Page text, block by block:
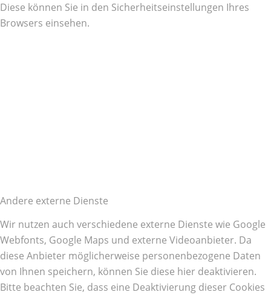
Diese können Sie in den Sicherheitseinstellungen Ihres
Browsers einsehen.
Andere externe Dienste
Wir nutzen auch verschiedene externe Dienste wie Google
Webfonts, Google Maps und externe Videoanbieter. Da
diese Anbieter möglicherweise personenbezogene Daten
von Ihnen speichern, können Sie diese hier deaktivieren.
Bitte beachten Sie, dass eine Deaktivierung dieser Cookies